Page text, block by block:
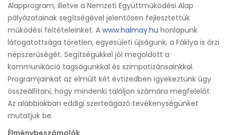
Alapprogram, illetve a Nemzeti Együttműködési Alap
pályázatainak segítségével jelentősen fejlesztettük
működési feltételeinket. A www.halmay.hu honlapunk
látogatottsága töretlen, egyesületi újságunk, a Fáklya is őrzi
népszerűségét. Segítségükkel jól megoldott a
kommunikáció tagságunkkal és szimpatizánsainkkal.
Programjainkat az elmúlt két évtizedben igyekeztünk úgy
összeállítani, hogy mindenki találjon számára megfelelőt.
Az alábbiakban eddigi szerteágazó tevékenységünket
mutatjuk be.